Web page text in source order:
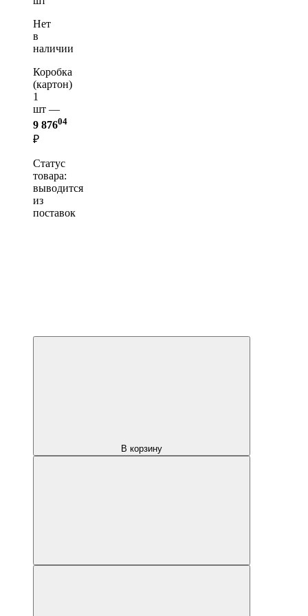
Нет
в
наличии
Коробка
(картон)
1
шт —
9 87604
₽
Статус
товара:
выводится
из
поставок
В корзину